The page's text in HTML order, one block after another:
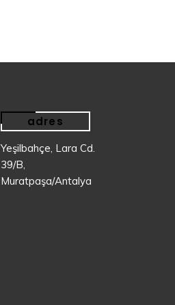
adres
Yeşilbahçe, Lara Cd.
39/B,
Muratpaşa/Antalya